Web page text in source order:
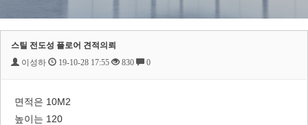
스틸 전도성 플로어 견적의뢰
이성하
19-10-28 17:55 830 0
면적은 10M2
높이는 120